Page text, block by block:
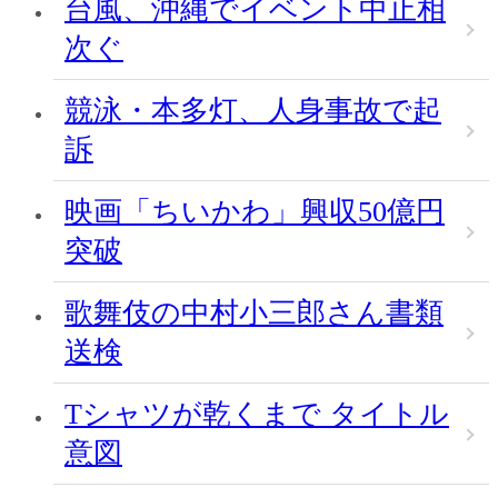
台風、沖縄でイベント中止相
次ぐ
競泳・本多灯、人身事故で起
訴
映画「ちいかわ」興収50億円
突破
歌舞伎の中村小三郎さん書類
送検
Tシャツが乾くまで タイトル
意図